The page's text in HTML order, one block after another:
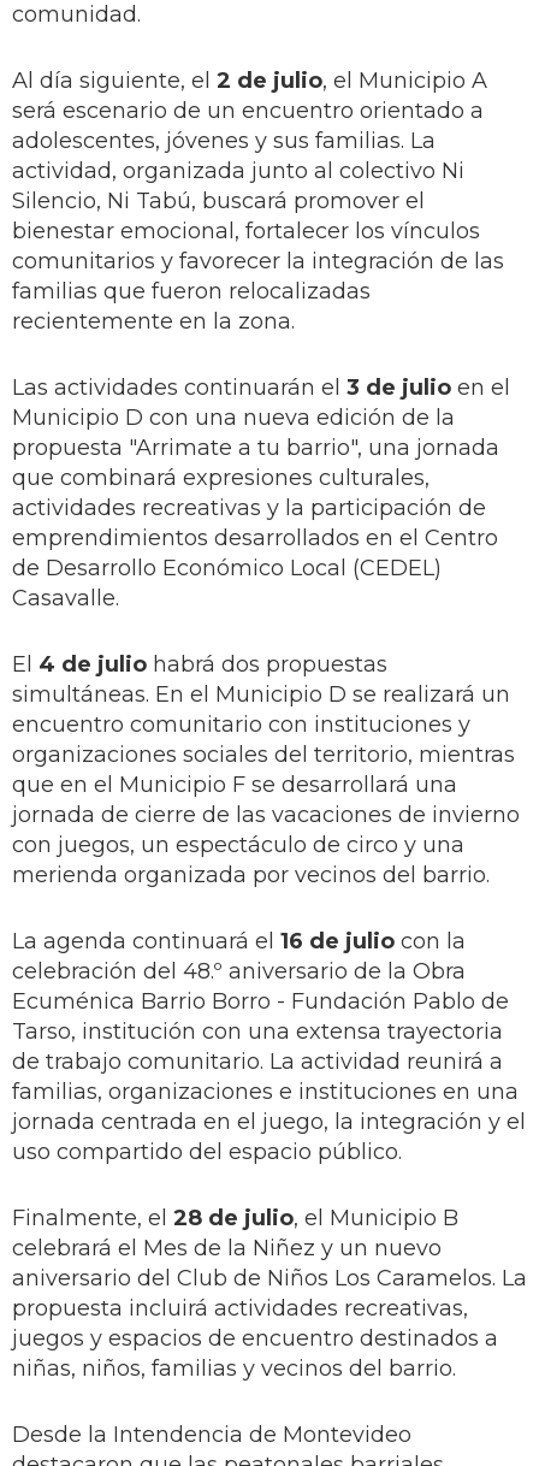
comunidad.
Al día siguiente, el 2 de julio, el Municipio A
será escenario de un encuentro orientado a
adolescentes, jóvenes y sus familias. La
actividad, organizada junto al colectivo Ni
Silencio, Ni Tabú, buscará promover el
bienestar emocional, fortalecer los vínculos
comunitarios y favorecer la integración de las
familias que fueron relocalizadas
recientemente en la zona.
Las actividades continuarán el 3 de julio en el
Municipio D con una nueva edición de la
propuesta "Arrimate a tu barrio", una jornada
que combinará expresiones culturales,
actividades recreativas y la participación de
emprendimientos desarrollados en el Centro
de Desarrollo Económico Local (CEDEL)
Casavalle.
El 4 de julio habrá dos propuestas
simultáneas. En el Municipio D se realizará un
encuentro comunitario con instituciones y
organizaciones sociales del territorio, mientras
que en el Municipio F se desarrollará una
jornada de cierre de las vacaciones de invierno
con juegos, un espectáculo de circo y una
merienda organizada por vecinos del barrio.
La agenda continuará el 16 de julio con la
celebración del 48.º aniversario de la Obra
Ecuménica Barrio Borro - Fundación Pablo de
Tarso, institución con una extensa trayectoria
de trabajo comunitario. La actividad reunirá a
familias, organizaciones e instituciones en una
jornada centrada en el juego, la integración y el
uso compartido del espacio público.
Finalmente, el 28 de julio, el Municipio B
celebrará el Mes de la Niñez y un nuevo
aniversario del Club de Niños Los Caramelos. La
propuesta incluirá actividades recreativas,
juegos y espacios de encuentro destinados a
niñas, niños, familias y vecinos del barrio.
Desde la Intendencia de Montevideo